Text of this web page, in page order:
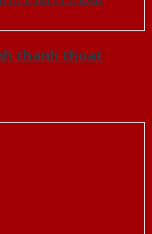
thanh thoat